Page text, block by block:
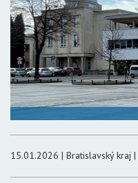
15.01.2026 | Bratislavský kraj |